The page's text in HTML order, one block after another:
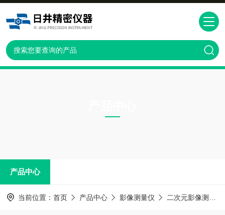
产品中心
当前位置： 首页 产品中心 影像测量仪 二次元影像测量仪